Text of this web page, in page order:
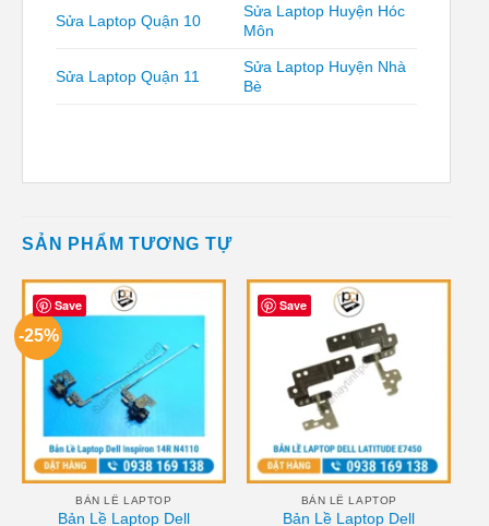
Sửa Laptop Quận 10
Sửa Laptop Huyện Hóc
Môn
Sửa Laptop Quận 11
Sửa Laptop Huyện Nhà
Bè
SẢN PHẨM TƯƠNG TỰ
Save
-25%
BẢN LỀ LAPTOP
Bản Lề Laptop Dell
Save
BẢN LỀ LAPTOP
Bản Lề Laptop Dell